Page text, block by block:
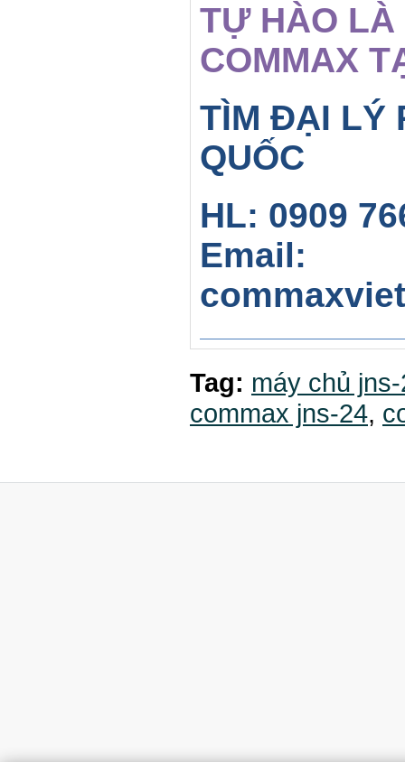
TỰ HÀO LÀ
COMMAX
TÌM ĐẠI LÝ
QUỐC
HL: 0909
Email:
Tag: máy chủ
commax jns-24,